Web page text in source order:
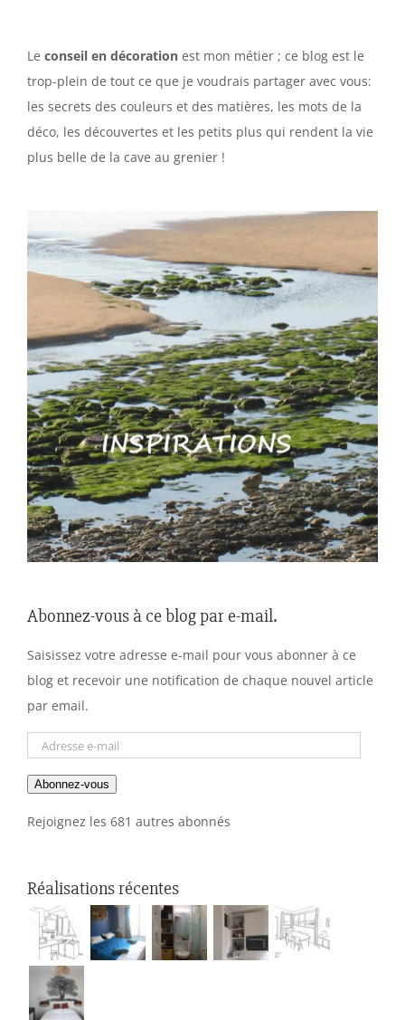
Le conseil en décoration est mon métier ; ce blog est le
trop-plein de tout ce que je voudrais partager avec vous:
les secrets des couleurs et des matières, les mots de la
déco, les découvertes et les petits plus qui rendent la vie
plus belle de la cave au grenier !
Abonnez-vous à ce blog par e-mail.
Saisissez votre adresse e-mail pour vous abonner à ce
blog et recevoir une notification de chaque nouvel article
par email.
Adresse
mail
Abonnez-vous
Rejoignez les 681 autres abonnés
Réalisations récentes